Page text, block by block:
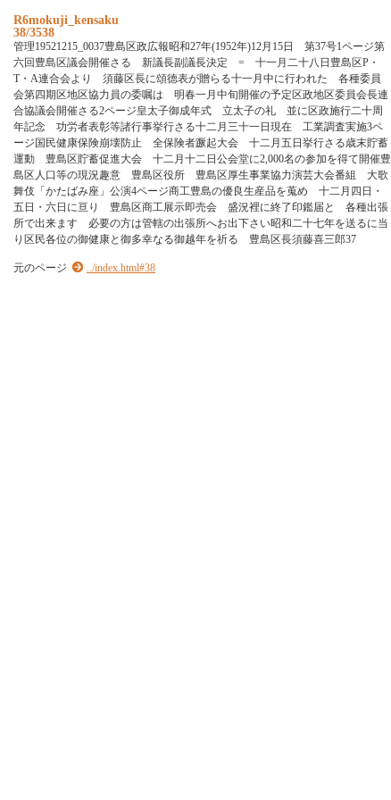
R6mokuji_kensaku
38/3538
管理19521215_0037豊島区政広報昭和27年(1952年)12月15日 第37号1ページ第
六回豊島区議会開催さる 新議長副議長決定 = 十一月二十八日豊島区P・
T・A連合会より 須藤区長に頌德表が贈らる十一月中に行われた 各種委員
会第四期区地区協力員の委嘱は 明春一月中旬開催の予定区政地区委員会長連
合協議会開催さる2ページ皇太子御成年式 立太子の礼 並に区政施行二十周
年記念 功労者表彰等諸行事挙行さる十二月三十一日現在 工業調査実施3ペ
ージ国民健康保険崩壊防止 全保険者蹶起大会 十二月五日挙行さる歳末貯蓄
運動 豊島区貯蓄促進大会 十二月十二日公会堂に2,000名の参加を得て開催豊
島区人口等の現況趣意 豊島区役所 豊島区厚生事業協力演芸大会番組 大歌
舞伎「かたばみ座」公演4ページ商工豊島の優良生産品を蒐め 十二月四日・
五日・六日に亘り 豊島区商工展示即売会 盛況裡に終了印鑑届と 各種出張
所で出来ます 必要の方は管轄の出張所へお出下さい昭和二十七年を送るに当
り区民各位の御健康と御多幸なる御越年を祈る 豊島区長須藤喜三郎37
元のページ ../index.html#38